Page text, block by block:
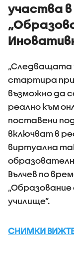
участва
„Следващата
стартира
възможно да
реално към
поставени
включват в
виртуална
Вълчев по
училище”.
СНИМКИ